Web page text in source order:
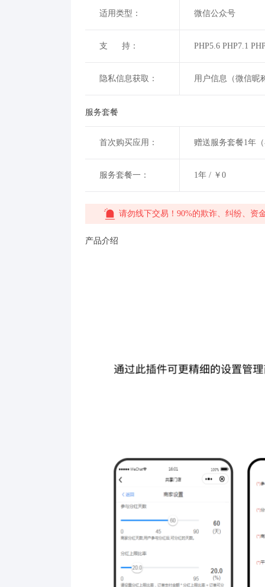
适用类型： 微信公众号
支 持： PHP5.6 PHP7.1
隐私信息获取： 用户信息（微信昵
服务套餐
首次购买应用： 赠送服务套餐1年
服务套餐一： 1年 / ￥0
请勿线下交易！90%的欺诈、纠纷、资
产品介绍